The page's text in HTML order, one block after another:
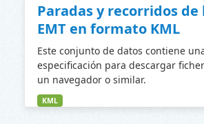
Paradas y recorridos de
EMT en formato KML
Este conjunto de datos contiene
especificación para descargar
un navegador o similar.
KML